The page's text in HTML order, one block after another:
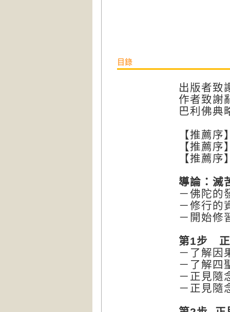
目錄
出版者致
作者致謝
巴利佛典
【推薦
【推薦
【推薦
導論：滅
－佛陀的
－修行的
－開始修
第1步
－了解因
－了解四
－正見隨
－正見隨